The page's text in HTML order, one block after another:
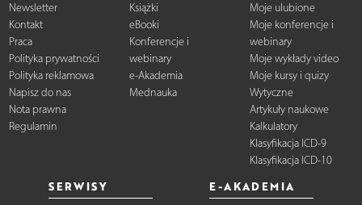
Newsletter
Kontakt
Praca
Polityka prywatności
Polityka reklamowa
Napisz do nas
Nota prawna
Regulamin
Książki
eBooki
Konferencje i
webinary
e-Akademia
Mednauka
Moje ulubione
Moje konferencje i
webinary
Moje wykłady video
Moje kursy i quizy
Wytyczne
Artykuły naukowe
Kalkulatory
Klasyfikacja ICD-9
Klasyfikacja ICD-10
SERWISY E-AKADEMIA